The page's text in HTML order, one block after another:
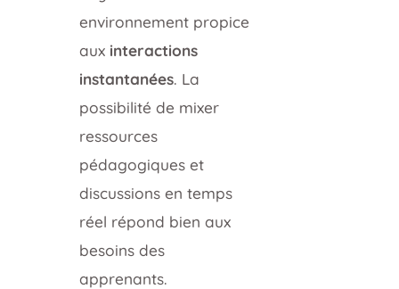
environnement propice
aux interactions
instantanées. La
possibilité de mixer
ressources
pédagogiques et
discussions en temps
réel répond bien aux
besoins des
apprenants.